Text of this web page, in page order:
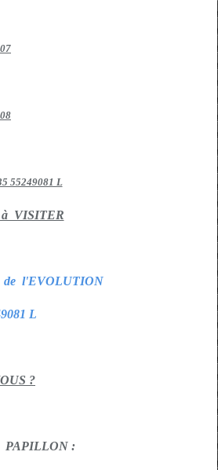
VISITER
l'EVOLUTION
?
PAPILLON :